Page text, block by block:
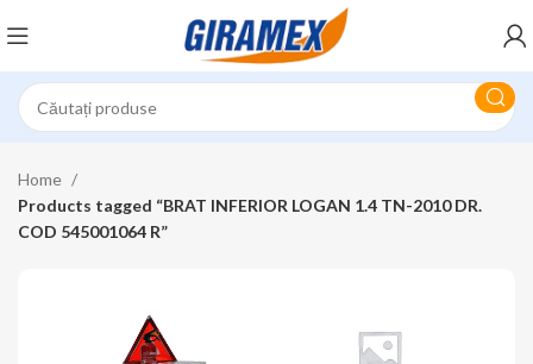
Home
Products tagged “BRAT INFERIOR LOGAN 1.4 TN-2010 DR.
COD 545001064 R”